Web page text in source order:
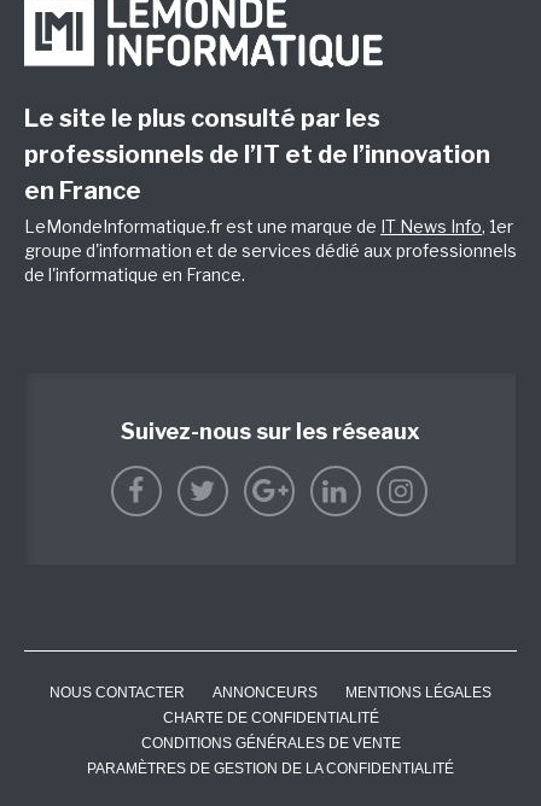
Le site le plus consulté par les
professionnels de l’IT et de l’innovation
en France
LeMondeInformatique.fr est une marque de IT News Info, 1er
groupe d'information et de services dédié aux professionnels
de l'informatique en France.
Suivez-nous sur les réseaux
NOUS CONTACTER ANNONCEURS
MENTIONS LÉGALES
CHARTE DE CONFIDENTIALITÉ
CONDITIONS GÉNÉRALES DE VENTE
PARAMÈTRES DE GESTION DE LA CONFIDENTIALITÉ